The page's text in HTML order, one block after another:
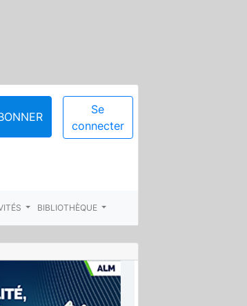
Se
connecter
BIBLIOTHÈQUE